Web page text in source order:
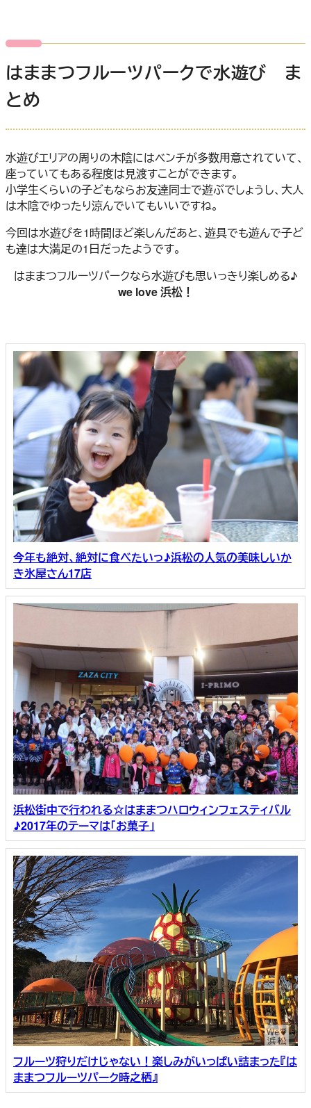
はままつフルーツパークで水遊び ま
とめ
水遊びエリアの周りの木陰にはベンチが多数用意されていて、
座っていてもある程度は見渡すことができます。
小学生くらいの子どもならお友達同士で遊ぶでしょうし、大人
は木陰でゆったり涼んでいてもいいですね。
今回は水遊びを1時間ほど楽しんだあと、遊具でも遊んで子ど
も達は大満足の1日だったようです。
はままつフルーツパークなら水遊びも思いっきり楽しめる♪
we love 浜松！
今年も絶対、絶対に食べたいっ♪浜松の人気の美味しいか
き氷屋さん17店
浜松街中で行われる☆はままつハロウィンフェスティバル
♪2017年のテーマは「お菓子」
フルーツ狩りだけじゃない！楽しみがいっぱい詰まった『は
ままつフルーツパーク時之栖』